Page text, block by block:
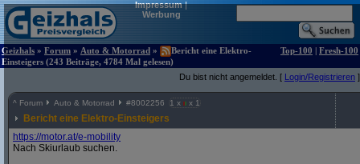
Impressum|
Werbung
Geizhals » Forum » Auto & Motorrad »
Bericht eine Elektro-
Einsteigers (243 Beiträge, 4784 Mal gelesen)
Top-100 | Fresh-100
Du bist nicht angemeldet. [ Login/Registrieren ]
^ Forum Auto & Motorrad #8002256 1 x x 1
Bericht eine Elektro-Einsteigers
https://motor.at/e-mobility
Nach Skiurlaub suchen.